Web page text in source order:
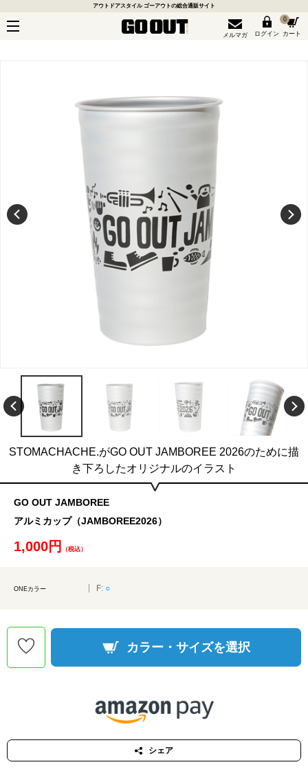
アウトドアスタイル ゴーアウトの総合通販サイト
メルマガ ログイン
0
カート
STOMACHACHE.がGO OUT JAMBOREE 2026のために描
き下ろしたオリジナルのイラスト
GO OUT JAMBOREE
アルミカップ（JAMBOREE2026）
1,000円 （税込）
ONEカラー F: ○
カラー・サイズを選択
シェア